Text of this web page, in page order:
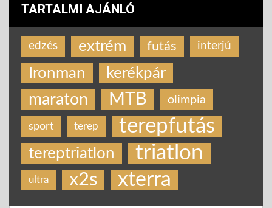
TARTALMI AJÁNLÓ
edzés extrém futás interjú
Ironman kerékpár
maraton MTB olimpia
sport terep terepfutás
tereptriatlon triatlon
ultra x2s xterra